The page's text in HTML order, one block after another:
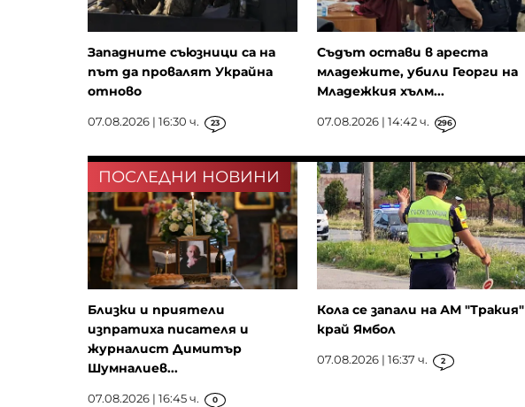
Западните съюзници са на
път да провалят Украйна
отново
07.08.2026 | 16:30 ч. 23
Съдът остави в ареста
младежите, убили Георги на
Младежкия хълм...
07.08.2026 | 14:42 ч. 296
ПОСЛЕДНИ НОВИНИ
Близки и приятели
изпратиха писателя и
журналист Димитър
Шумналиев...
07.08.2026 | 16:45 ч. 0
Кола се запали на АМ "Тракия"
край Ямбол
07.08.2026 | 16:37 ч. 2